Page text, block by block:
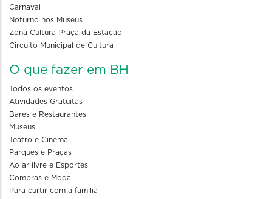
Carnaval
Noturno nos Museus
Zona Cultura Praça da Estação
Circuito Municipal de Cultura
O que fazer em BH
Todos os eventos
Atividades Gratuitas
Bares e Restaurantes
Museus
Teatro e Cinema
Parques e Praças
Ao ar livre e Esportes
Compras e Moda
Para curtir com a familia